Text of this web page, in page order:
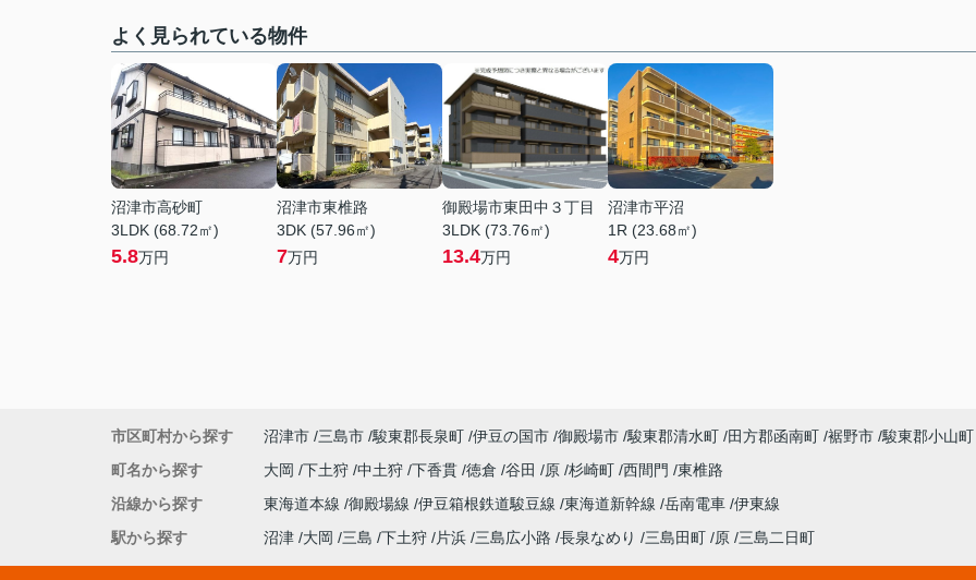
よく見られている物件
沼津市高砂町
3LDK (68.72㎡)
5.8万円
沼津市東椎路
3DK (57.96㎡)
7万円
御殿場市東田中３丁目
3LDK (73.76㎡)
13.4万円
沼津市平沼
1R (23.68㎡)
4万円
市区町村から探す 沼津市 三島市 駿東郡長泉町 伊豆の国市 御殿場市 駿東郡清水町 田方郡函南町 裾野市 駿東郡小山町
町名から探す
大岡 下土狩 中土狩 下香貫 徳倉 谷田 原 杉崎町 西間門
東椎路
沿線から探す
東海道本線 御殿場線 伊豆箱根鉄道駿豆線 東海道新幹線 岳南電車 伊東線
駅から探す
沼津 大岡 三島 下土狩 片浜 三島広小路 長泉なめり 三島田町 原 三島二日町